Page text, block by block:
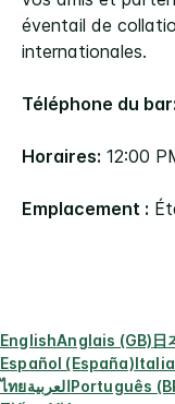
éventail de
internationales.
Téléphone du bar:
Horaires: 12:00
Emplacement :
EnglishAnglais (GB)日
Español (España)
ไทยالعربيةPortuguês